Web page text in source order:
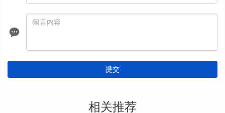
提交
相关推荐